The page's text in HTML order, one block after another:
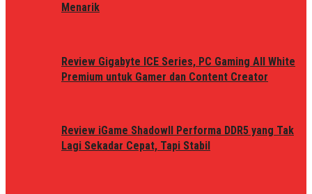
Menarik
Review Gigabyte ICE Series, PC Gaming All White
Premium untuk Gamer dan Content Creator
Review iGame ShadowII Performa DDR5 yang Tak
Lagi Sekadar Cepat, Tapi Stabil